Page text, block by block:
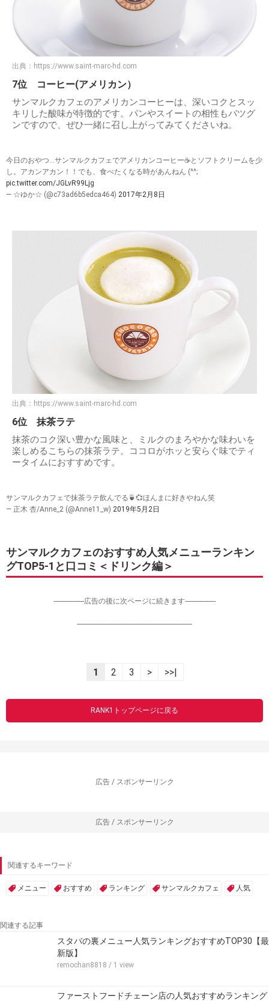
出典： https://www.saint-marc-hd.com
7位 コーヒー(アメリカン）
サンマルクカフェのアメリカンコーヒーは、深いコクとスッ
キリした酸味が特徴的です。パンやスイートの相性もバツグ
ンですので、ぜひ一緒に召し上がってみてくださいね。
今日のおやつ…サンマルクカフェでアメリカンコーヒー☕とソフトクリームを少
し。アカンアカン！！でも、食べたくなる時があんねん (^^;
pic.twitter.com/JGLvR99Ljg
— ☆ゆか☆ (@c73ad6b5edca464) 2017年2月8日
出典： https://www.saint-marc-hd.com
6位 抹茶ラテ
抹茶のコク深い豊かな風味と、ミルクのまろやかな味わいを
楽しめるこちらの抹茶ラテ。ココロがホッと安らぐ味でティ
ータイムにおすすめです。
サンマルクカフェで抹茶ラテ飲んでる🍵💞ほんまに好きやねん笑
— 正木 杏/Anne_2 (@Anne11_w) 2019年5月2日
サンマルクカフェのおすすめ人気メニューランキン
グTOP5-1と口コミ＜ドリンク編＞
-----------------広告の後に次ページに続きます-----------------
----------------------------------------------------------------
1 2 3 > >>|
RANK1トップページに戻る
広告 / スポンサーリンク
広告 / スポンサーリンク
関連するキーワード
メニュー おすすめ ランキング サンマルクカフェ 人気
関連する記事
スタバの裏メニュー人気ランキングおすすめTOP30【最
新版】
remochan8818 / 1 view
ファーストフードチェーン店の人気おすすめランキング